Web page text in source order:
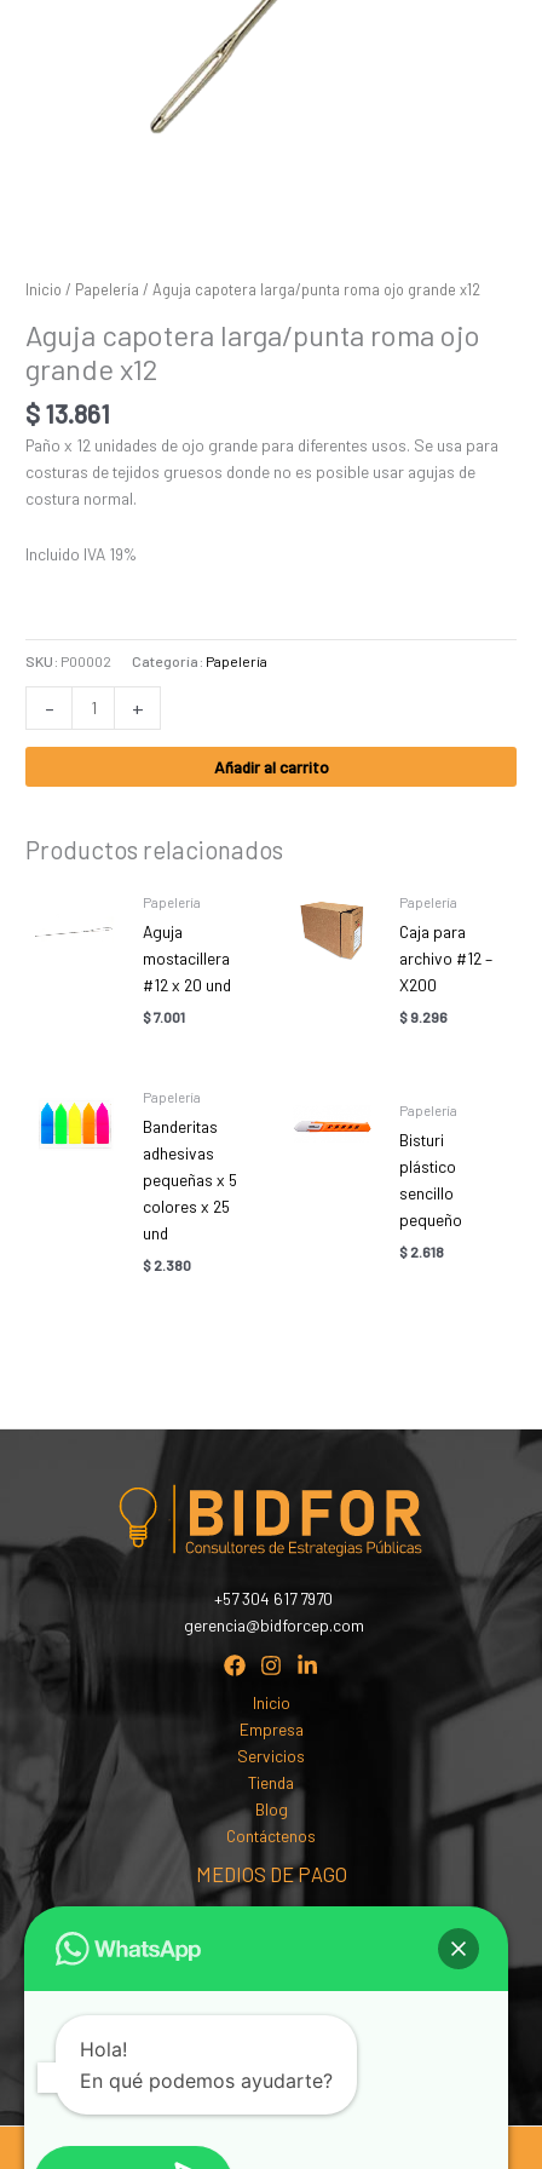
Inicio / Papelería / Aguja capotera larga/punta roma ojo grande x12
Aguja capotera larga/punta roma ojo
grande x12
$ 13.861
Paño x 12 unidades de ojo grande para diferentes usos. Se usa para
costuras de tejidos gruesos donde no es posible usar agujas de
costura normal.
Incluido IVA 19%
SKU: P00002 Categoría: Papelería
- +
Añadir al carrito
Productos relacionados
Papelería
Aguja
mostacillera
#12 x 20 und
$7.001
Papelería
Caja para
archivo #12 –
X200
$9.296
Papelería
Banderitas
adhesivas
pequeñas x 5
colores x 25
und
$2.380
Papelería
Bisturi
plástico
sencillo
pequeño
$2.618
+57 304 617 7970
gerencia@bidforcep.com
Inicio
Empresa
Servicios
Tienda
Blog
Contáctenos
MEDIOS DE PAGO
© 2026 Bidfor SAS | Bidfor. Todos los derechos reservados.
Hola!
En qué podemos ayudarte?